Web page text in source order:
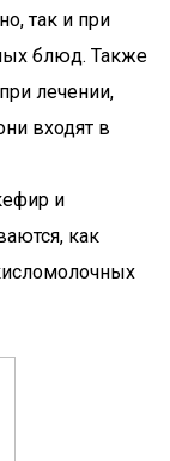
так и при
блюд. Также
лечении,
входят в
и
как